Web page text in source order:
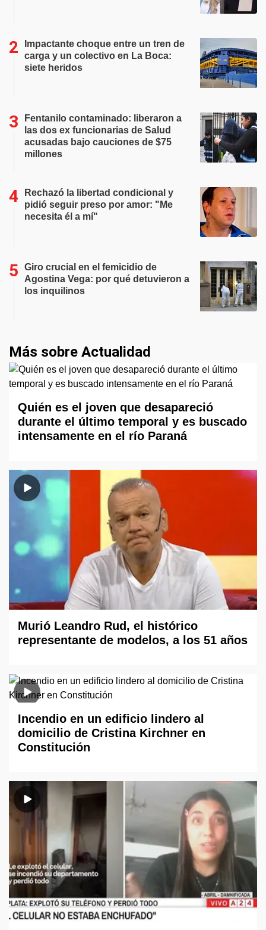
Impactante choque entre un tren de
carga y un colectivo en La Boca:
siete heridos
Fentanilo contaminado: liberaron a
las dos ex funcionarias de Salud
acusadas bajo cauciones de $75
millones
Rechazó la libertad condicional y
pidió seguir preso por amor: "Me
necesita él a mí"
Giro crucial en el femicidio de
Agostina Vega: por qué detuvieron a
los inquilinos
Más sobre Actualidad
Quién es el joven que desapareció
durante el último temporal y es buscado
intensamente en el río Paraná
Murió Leandro Rud, el histórico
representante de modelos, a los 51 años
Incendio en un edificio lindero al
domicilio de Cristina Kirchner en
Constitución